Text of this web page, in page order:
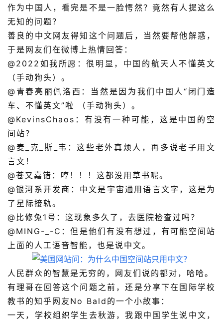
作为中国人 ，看完是 不是一脸愕然？ 竟然有人提这么
无知的问题？
善良的中文网友得知这个问题后，当然要帮他解惑，
于是网友们在微博上热情回答：
@2022如我所愿：很明显，中国的航天人不懂英文
（手动狗头）。
@ 青春亮丽佩洛西 ：当然是因为我们中国人“闭门造
车、不懂英文”啦 （手动狗头）。
@KevinsChaos：有没有一种可能，这是中国的空
间站？
@麦_克_斯_韦 ：这些老外真烦人，再多说老子用文
言文！
@苍又嘉错：哼！！！这都没用草书呢。
@银河系开发商 ：中文是宇宙通用语言文字，这是为
了星际接轨。
@ 比修兔1号 ：这现象多久了，去医院检查过吗？
@MING-_-C ：但是他们有没有想过，有可能空间站
上面的人工语音智能，也是说中文。
人民群众的智慧是无穷的，网友们说的都对，哈哈。
有理哥在回答这个问题之前，还是分享下在国际学校
教书的知乎网友 No Bald 的一个小故事：
一天，学校组织学生去秋游，我跟中国学生说中文，